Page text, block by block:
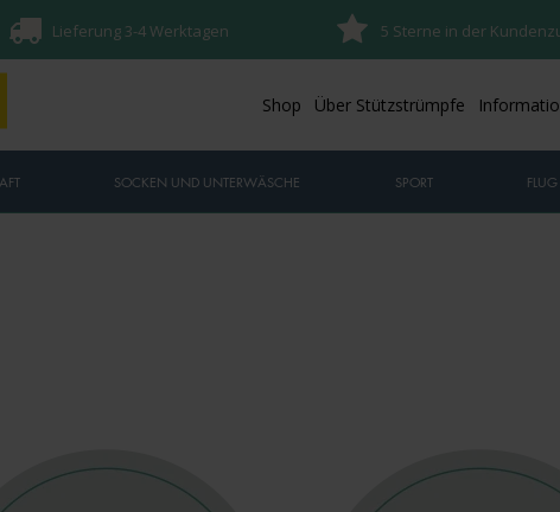
Lieferung 3-4 Werktagen 5 Sterne in der
Shop Über Stützstrümpfe
SOCKEN UND UNTERWÄSCHE SPORT